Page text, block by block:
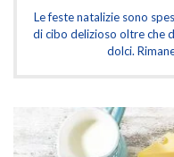
Le feste natalizie sono
di cibo delizioso oltre che
dolci.